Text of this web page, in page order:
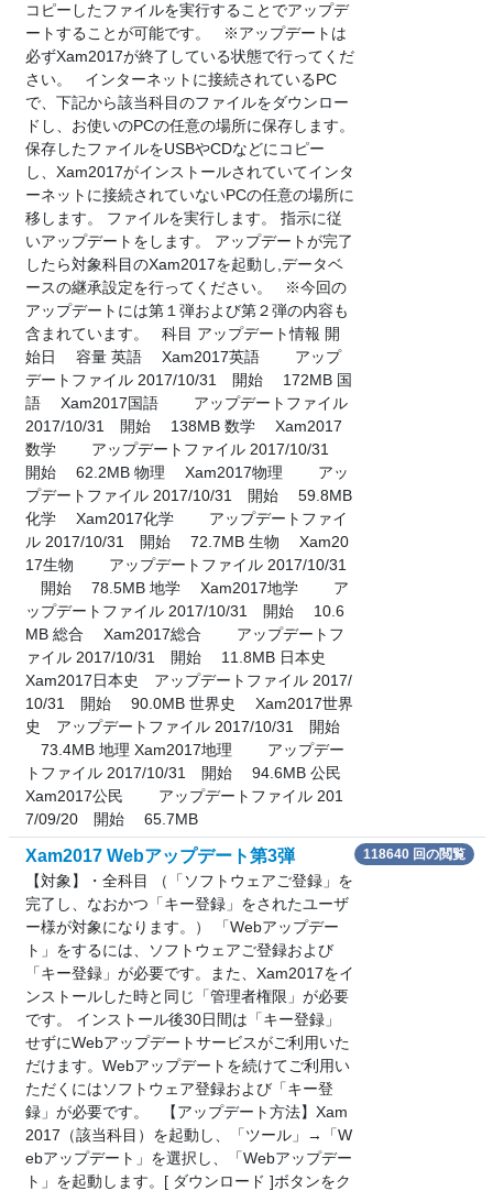
コピーしたファイルを実行することでアップデ
ートすることが可能です。 ※アップデートは
必ずXam2017が終了している状態で行ってくだ
さい。 インターネットに接続されているPC
で、下記から該当科目のファイルをダウンロー
ドし、お使いのPCの任意の場所に保存します。
保存したファイルをUSBやCDなどにコピー
し、Xam2017がインストールされていてインタ
ーネットに接続されていないPCの任意の場所に
移します。 ファイルを実行します。 指示に従
いアップデートをします。 アップデートが完了
したら対象科目のXam2017を起動し,データベ
ースの継承設定を行ってください。 ※今回の
アップデートには第１弾および第２弾の内容も
含まれています。 科目 アップデート情報 開
始日 容量 英語 Xam2017英語 アップ
デートファイル 2017/10/31 開始 172MB 国
語 Xam2017国語 アップデートファイル
2017/10/31 開始 138MB 数学 Xam2017
数学 アップデートファイル 2017/10/31
開始 62.2MB 物理 Xam2017物理 アッ
プデートファイル 2017/10/31 開始 59.8MB
化学 Xam2017化学 アップデートファイ
ル 2017/10/31 開始 72.7MB 生物 Xam20
17生物 アップデートファイル 2017/10/31
開始 78.5MB 地学 Xam2017地学 ア
ップデートファイル 2017/10/31 開始 10.6
MB 総合 Xam2017総合 アップデートフ
ァイル 2017/10/31 開始 11.8MB 日本史
Xam2017日本史 アップデートファイル 2017/
10/31 開始 90.0MB 世界史 Xam2017世界
史 アップデートファイル 2017/10/31 開始
73.4MB 地理 Xam2017地理 アップデー
トファイル 2017/10/31 開始 94.6MB 公民
Xam2017公民 アップデートファイル 201
7/09/20 開始 65.7MB
Xam2017 Webアップデート第3弾
【対象】・全科目 （「ソフトウェアご登録」を
完了し、なおかつ「キー登録」をされたユーザ
ー様が対象になります。） 「Webアップデー
ト」をするには、ソフトウェアご登録および
「キー登録」が必要です。また、Xam2017をイ
ンストールした時と同じ「管理者権限」が必要
です。 インストール後30日間は「キー登録」
せずにWebアップデートサービスがご利用いた
だけます。Webアップデートを続けてご利用い
ただくにはソフトウェア登録および「キー登
録」が必要です。 【アップデート方法】Xam
2017（該当科目）を起動し、「ツール」→「W
ebアップデート」を選択し、「Webアップデー
ト」を起動します。[ ダウンロード ]ボタンをク
118640 回の閲覧